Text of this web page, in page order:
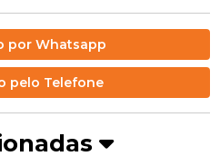
por Whatsapp
pelo Telefone